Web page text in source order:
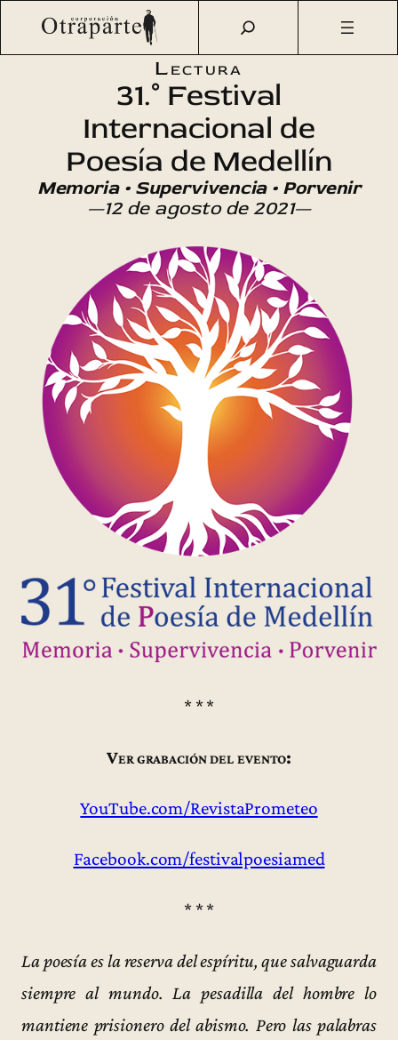
Saltar
Otraparte.org/Agenda Cultural Literatura
Festival
Internacional de Poesía XXXI
Lectura
31.° Festival
Internacional de
Poesía de Medellín
Memoria • Supervivencia • Porvenir
—12 de agosto de 2021—
* * *
Ver grabación del evento:
YouTube.com/RevistaPrometeo
Facebook.com/festivalpoesiamed
* * *
La poesía es la reserva del espíritu, que salvaguarda
siempre al mundo. La pesadilla del hombre lo
mantiene prisionero del abismo. Pero las palabras